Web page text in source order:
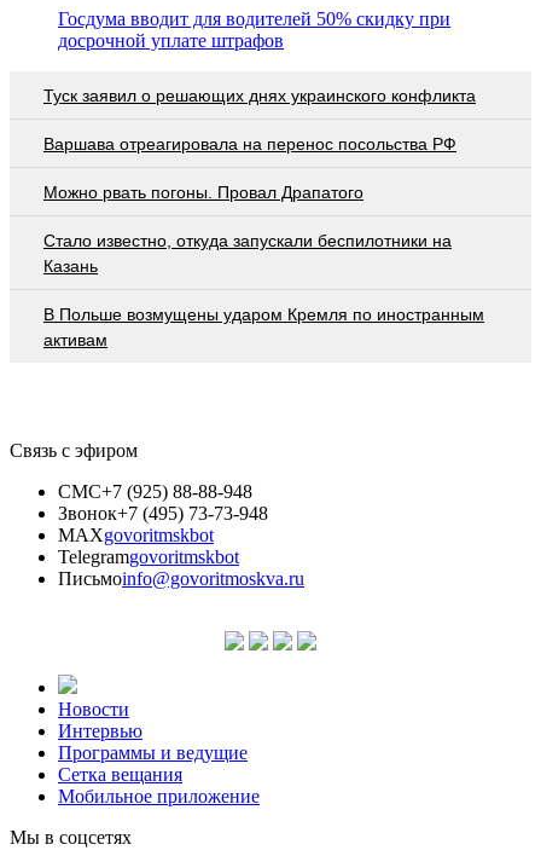
Госдума вводит для водителей 50% скидку при
досрочной уплате штрафов
Туск заявил о решающих днях украинского конфликта
Варшава отреагировала на перенос посольства РФ
Можно рвать погоны. Провал Драпатого
Стало известно, откуда запускали беспилотники на
Казань
В Польше возмущены ударом Кремля по иностранным
активам
Связь с эфиром
СМС+7 (925) 88-88-948
Звонок+7 (495) 73-73-948
MAXgovoritmskbot
Telegramgovoritmskbot
Письмоinfo@govoritmoskva.ru
Новости
Интервью
Программы и ведущие
Сетка вещания
Мобильное приложение
Мы в соцсетях